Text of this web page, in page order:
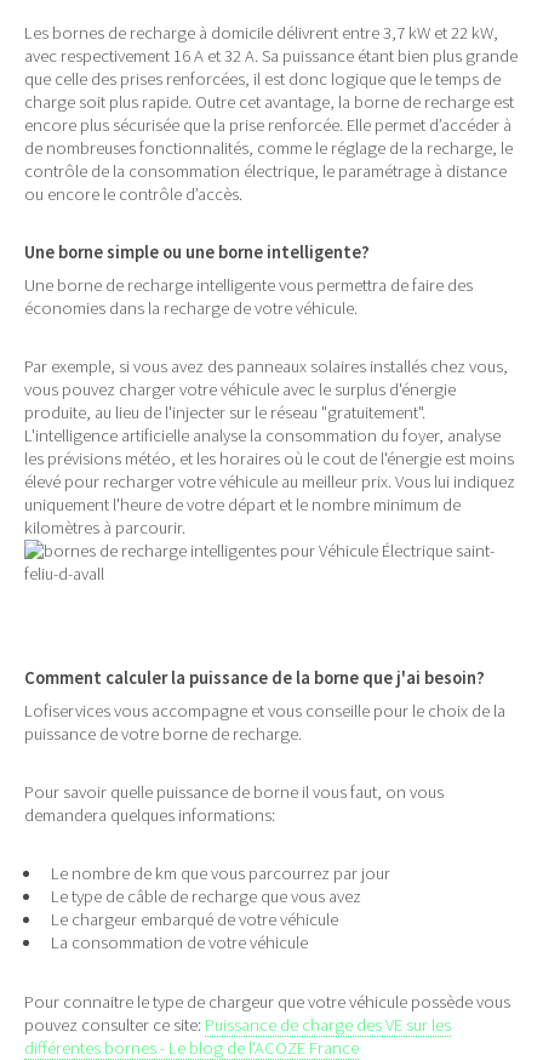
Les bornes de recharge à domicile délivrent entre 3,7 kW et 22 kW,
avec respectivement 16 A et 32 A. Sa puissance étant bien plus grande
que celle des prises renforcées, il est donc logique que le temps de
charge soit plus rapide. Outre cet avantage, la borne de recharge est
encore plus sécurisée que la prise renforcée. Elle permet d’accéder à
de nombreuses fonctionnalités, comme le réglage de la recharge, le
contrôle de la consommation électrique, le paramétrage à distance
ou encore le contrôle d’accès.
Une borne simple ou une borne intelligente?
Une borne de recharge intelligente vous permettra de faire des
économies dans la recharge de votre véhicule.
Par exemple, si vous avez des panneaux solaires installés chez vous,
vous pouvez charger votre véhicule avec le surplus d'énergie
produite, au lieu de l'injecter sur le réseau "gratuitement".
L'intelligence artificielle analyse la consommation du foyer, analyse
les prévisions météo, et les horaires où le cout de l'énergie est moins
élevé pour recharger votre véhicule au meilleur prix. Vous lui indiquez
uniquement l'heure de votre départ et le nombre minimum de
kilomètres à parcourir.
Comment calculer la puissance de la borne que j'ai besoin?
Lofiservices vous accompagne et vous conseille pour le choix de la
puissance de votre borne de recharge.
Pour savoir quelle puissance de borne il vous faut, on vous
demandera quelques informations:
Le nombre de km que vous parcourrez par jour
Le type de câble de recharge que vous avez
Le chargeur embarqué de votre véhicule
La consommation de votre véhicule
Pour connaitre le type de chargeur que votre véhicule possède vous
pouvez consulter ce site: Puissance de charge des VE sur les
différentes bornes - Le blog de l'ACOZE France